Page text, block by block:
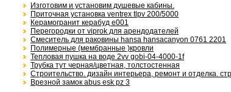
Изготовим и установим душевые кабины.
Приточная установка ventrex tlpv 200/5000
Керамогранит керабуд e001
Перегородки от viprok для арендодателей
Смеситель для раковины hansa hansacanyon 0761 2201
Полимерные (мембранные )кровли
Тепловая пушка на воде 2vv gobi-04-4000-1f
Трубка тут черная/цветная, толстостенная
Строительство. дизайн интерьера, ремонт и отделка.
Врезной замок abus esk pz 3